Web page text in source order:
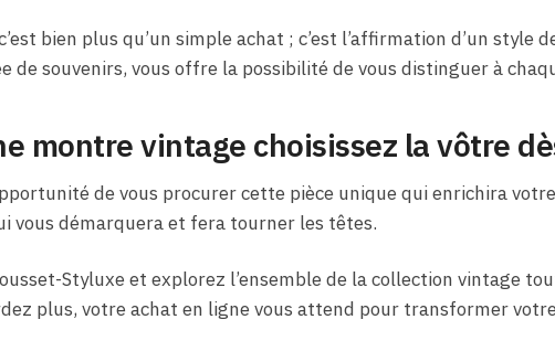
bien plus qu’un simple achat ; c’est l’affirmation d’un style
de souvenirs, vous offre la possibilité de vous distinguer à
montre vintage choisissez la vôtre
de vous procurer cette pièce unique qui enrichira
vous démarquera et fera tourner les têtes.
Styluxe et explorez l’ensemble de la collection vintage
plus, votre achat en ligne vous attend pour transformer